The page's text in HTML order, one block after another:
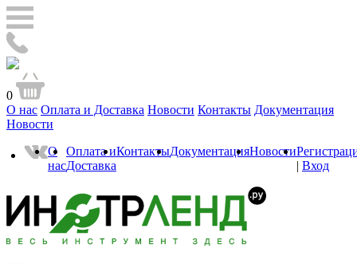
0
О нас Оплата и Доставка Новости Контакты Документация
Новости
О
нас
Оплата и
Доставка
КонтактыДокументацияНовости
| Вход